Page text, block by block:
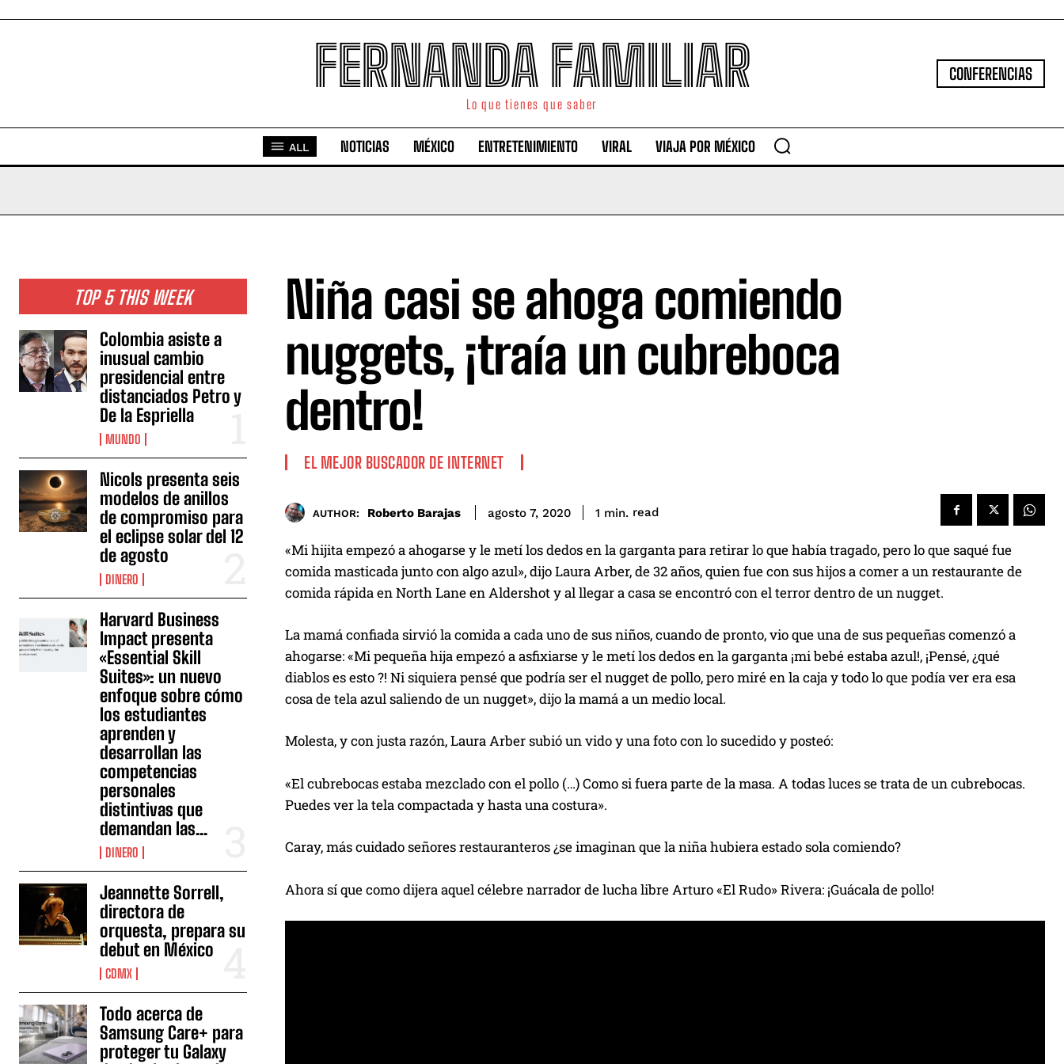
FERNANDA FAMILIAR
Lo que tienes que saber
CONFERENCIAS
ALL NOTICIAS MÉXICO ENTRETENIMIENTO VIRAL VIAJA POR MÉXICO
TOP 5 THIS WEEK
Colombia asiste a
inusual cambio
presidencial entre
distanciados Petro y
De la Espriella
MUNDO
Nicols presenta seis
modelos de anillos
de compromiso para
el eclipse solar del 12
de agosto
DINERO
Harvard Business
Impact presenta
«Essential Skill
Suites»: un nuevo
enfoque sobre cómo
los estudiantes
aprenden y
desarrollan las
competencias
personales
distintivas que
demandan las...
DINERO
Jeannette Sorrell,
directora de
orquesta, prepara su
debut en México
CDMX
Todo acerca de
Samsung Care+ para
proteger tu Galaxy
Niña casi se ahoga comiendo
nuggets, ¡traía un cubreboca
dentro!
EL MEJOR BUSCADOR DE INTERNET
AUTHOR: Roberto Barajas agosto 7, 2020 1 min. read
«Mi hijita empezó a ahogarse y le metí los dedos en la garganta para retirar lo que había tragado, pero lo que saqué fue
comida masticada junto con algo azul», dijo Laura Arber, de 32 años, quien fue con sus hijos a comer a un restaurante de
comida rápida en North Lane en Aldershot y al llegar a casa se encontró con el terror dentro de un nugget.
La mamá confiada sirvió la comida a cada uno de sus niños, cuando de pronto, vio que una de sus pequeñas comenzó a
ahogarse: «Mi pequeña hija empezó a asfixiarse y le metí los dedos en la garganta ¡mi bebé estaba azul!, ¡Pensé, ¿qué
diablos es esto ?! Ni siquiera pensé que podría ser el nugget de pollo, pero miré en la caja y todo lo que podía ver era esa
cosa de tela azul saliendo de un nugget», dijo la mamá a un medio local.
Molesta, y con justa razón, Laura Arber subió un vido y una foto con lo sucedido y posteó:
«El cubrebocas estaba mezclado con el pollo (…) Como si fuera parte de la masa. A todas luces se trata de un cubrebocas.
Puedes ver la tela compactada y hasta una costura».
Caray, más cuidado señores restauranteros ¿se imaginan que la niña hubiera estado sola comiendo?
Ahora sí que como dijera aquel célebre narrador de lucha libre Arturo «El Rudo» Rivera: ¡Guácala de pollo!